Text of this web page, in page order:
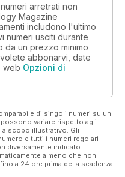
arretrati non
Magazine
includono l'ultimo
numeri usciti durante
da un prezzo minimo
abbonarvi, date
web Opzioni di
di singoli numeri su un
variare rispetto agli
scopo illustrativo. Gli
e tutti i numeri regolari
diversamente indicato.
a meno che non
a 24 ore prima della scadenza